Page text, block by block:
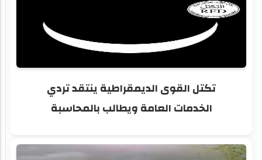
تكتل القوى الديمقراطية ينتقد تردي
الخدمات العامة ويطالب بالمحاسبة